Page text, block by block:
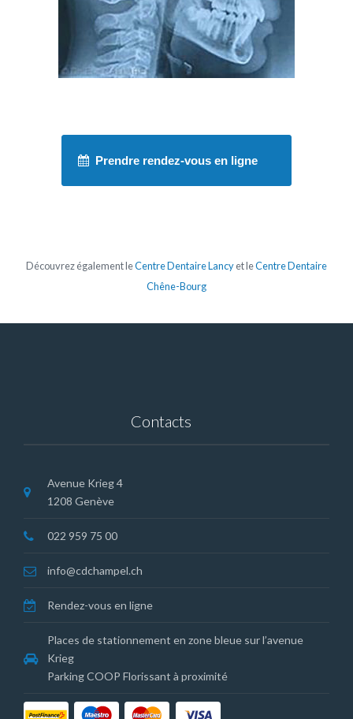
Prendre rendez-vous en ligne
Découvrez également leCentre Dentaire Lancyet leCentre Dentaire
Chêne-Bourg
Contacts
Avenue Krieg 4
1208 Genève
022 959 75 00
info@cdchampel.ch
Rendez-vous en ligne
Places de stationnement en zone bleue sur l’avenue
Krieg
Parking COOP Florissant à proximité